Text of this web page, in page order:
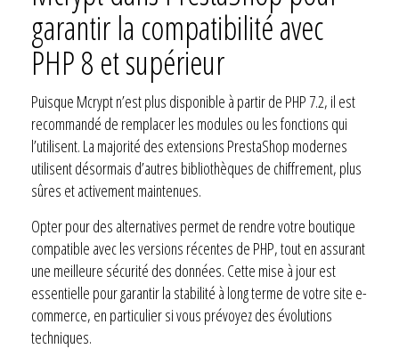
garantir la compatibilité avec
PHP 8 et supérieur
Puisque Mcrypt n’est plus disponible à partir de PHP 7.2, il est
recommandé de remplacer les modules ou les fonctions qui
l’utilisent. La majorité des extensions PrestaShop modernes
utilisent désormais d’autres bibliothèques de chiffrement, plus
sûres et activement maintenues.
Opter pour des alternatives permet de rendre votre boutique
compatible avec les versions récentes de PHP, tout en assurant
une meilleure sécurité des données. Cette mise à jour est
essentielle pour garantir la stabilité à long terme de votre site e-
commerce, en particulier si vous prévoyez des évolutions
techniques.